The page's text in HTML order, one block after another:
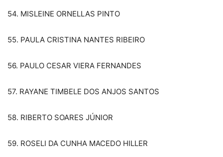
54. MISLEINE ORNELLAS PINTO
55. PAULA CRISTINA NANTES RIBEIRO
56. PAULO CESAR VIERA FERNANDES
57. RAYANE TIMBELE DOS ANJOS SANTOS
58. RIBERTO SOARES JÚNIOR
59. ROSELI DA CUNHA MACEDO HILLER